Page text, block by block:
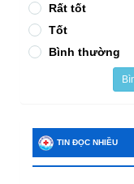
Rất tốt
Tốt
Bình thường
TIN ĐỌC NHIỀU